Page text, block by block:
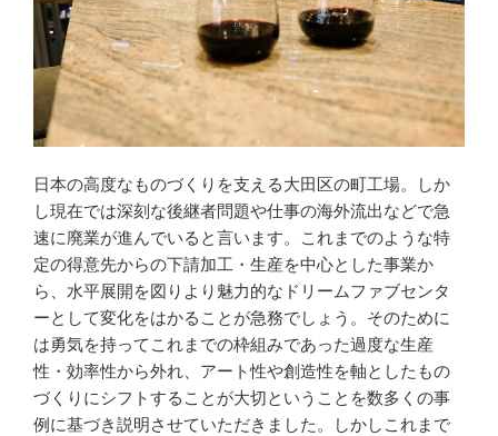
日本の高度なものづくりを支える大田区の町工場。しか
し現在では深刻な後継者問題や仕事の海外流出などで急
速に廃業が進んでいると言います。これまでのような特
定の得意先からの下請加工・生産を中心とした事業か
ら、水平展開を図りより魅力的なドリームファブセンタ
ーとして変化をはかることが急務でしょう。そのために
は勇気を持ってこれまでの枠組みであった過度な生産
性・効率性から外れ、アート性や創造性を軸としたもの
づくりにシフトすることが大切ということを数多くの事
例に基づき説明させていただきました。しかしこれまで